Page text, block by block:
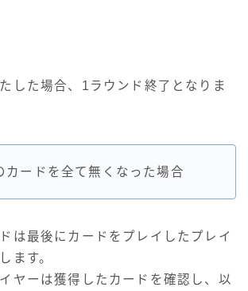
した場合、1ラウンド終了となりま
カードを全て無くなった場合
は最後にカードをプレイしたプレイ
ます。
ヤーは獲得したカードを確認し、以